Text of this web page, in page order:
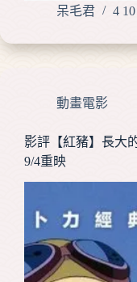
呆毛君 4
動畫電影
影評【紅豬】長大
9/4重映